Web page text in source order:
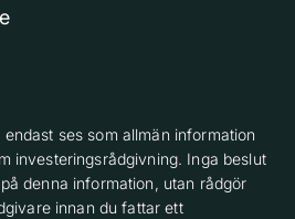
ses som allmän information
investeringsrådgivning. Inga beslut
denna information, utan rådgör
innan du fattar ett